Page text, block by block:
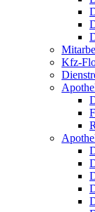
Kfz-